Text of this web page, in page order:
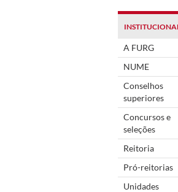
A FURG
NUME
Conselhos
superiores
Concursos e
seleções
Reitoria
Pró-reitorias
Unidades